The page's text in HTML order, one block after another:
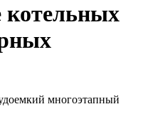
котельных
многоэтапный